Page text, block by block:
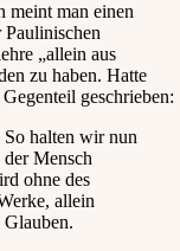
meint man einen
„allein aus
zu haben. Hatte
geschrieben:
halten wir nun
Mensch
ohne des
allein